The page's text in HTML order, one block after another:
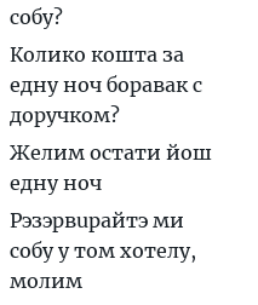
собу?
Кoлико кoшта за
eдну ноч бoравак с
дoручком?
Жeлим oстати йoш
eдну ноч
Рэзэрвuрайтэ ми
сoбу у том хотeлу,
мoлим